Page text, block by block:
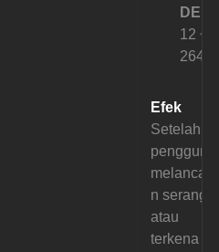
DEF:
12 ~
264
Efek
Setelah
n
atau
terkena